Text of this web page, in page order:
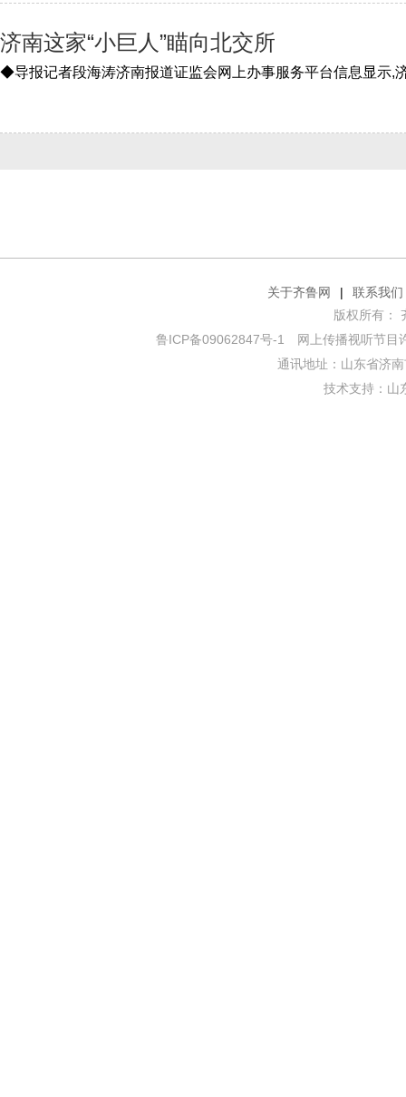
济南这家“小巨人”瞄向北交所
关于齐鲁网 |
联系我们
版权所有：
鲁ICP备09062847号-1
网上传播视听节目
通讯地址：山东省济
技术支持： 山